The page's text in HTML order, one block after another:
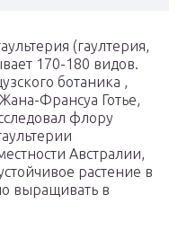
(гаултерия,
170-180 видов.
ботаника ,
Франсуа Готье,
флору
Австралии,
растение в
выращивать в